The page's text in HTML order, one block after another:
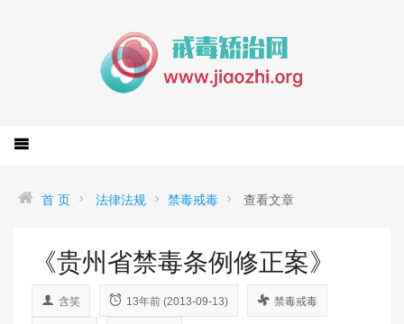
首 页 法律法规 禁毒戒毒 查看文章
《贵州省禁毒条例修正案》
含笑 13年前 (2013-09-13) 禁毒戒毒